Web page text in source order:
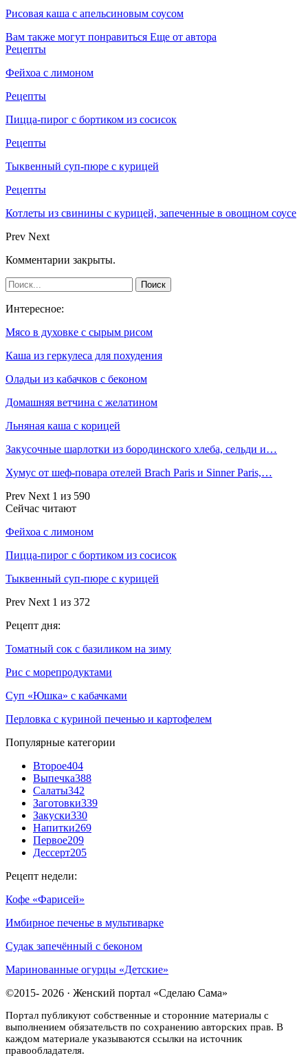
Рисовая каша с апельсиновым соусом
Вам также могут понравиться Еще от автора
Рецепты
Фейхоа с лимоном
Рецепты
Пицца-пирог с бортиком из сосисок
Рецепты
Тыквенный суп-пюре с курицей
Рецепты
Котлеты из свинины с курицей, запеченные в овощном соусе
Prev Next
Комментарии закрыты.
Интересное:
Мясо в духовке с сырым рисом
Каша из геркулеса для похудения
Оладьи из кабачков с беконом
Домашняя ветчина с желатином
Льняная каша с корицей
Закусочные шарлотки из бородинского хлеба, сельди и…
Хумус от шеф-повара отелей Brach Paris и Sinner Paris,…
Prev Next 1 из 590
Сейчас читают
Фейхоа с лимоном
Пицца-пирог с бортиком из сосисок
Тыквенный суп-пюре с курицей
Prev Next 1 из 372
Рецепт дня:
Томатный сок с базиликом на зиму
Рис с морепродуктами
Суп «Юшка» с кабачками
Перловка с куриной печенью и картофелем
Популярные категории
Второе404
Выпечка388
Салаты342
Заготовки339
Закуски330
Напитки269
Первое209
Дессерт205
Рецепт недели:
Кофе «Фарисей»
Имбирное печенье в мультиварке
Судак запечённый с беконом
Маринованные огурцы «Детские»
©2015- 2026 · Женский портал «Сделаю Сама»
Портал публикуют собственные и сторонние материалы с
выполнением обязательств по сохранению авторских прав. В
каждом материале указываются ссылки на источник
правообладателя.